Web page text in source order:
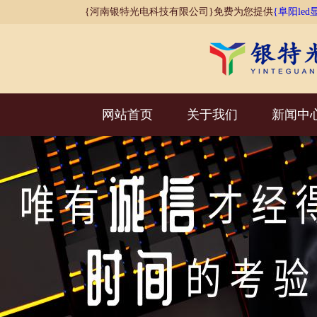
{河南银特光电科技有限公司}免费为您提供{阜阳led
网站首页 关于我们 新闻中